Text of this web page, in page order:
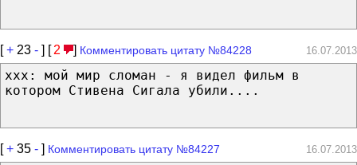
[+ 23 - ] [ 2 ] Комментировать цитату №84228 16.07.2013
xxx: мой мир сломан - я видел фильм в
котором Стивена Сигала убили....
[+ 35 - ] Комментировать цитату №84227 16.07.2013